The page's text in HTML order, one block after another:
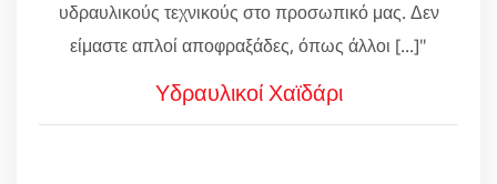
υδραυλικούς τεχνικούς στο προσωπικό μας. Δεν
είμαστε απλοί αποφραξάδες, όπως άλλοι [...]"
Υδραυλικοί Χαϊδάρι